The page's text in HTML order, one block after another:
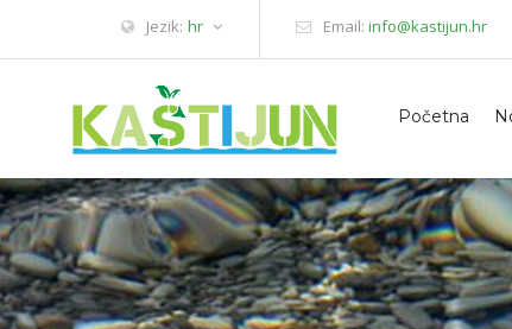
Jezik: hr Email: info@kastijun.hr
Početna